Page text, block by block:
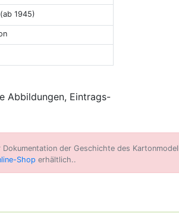
1945)
Abbildungen, Eintrags-
der Geschichte des
Shop erhältlich..